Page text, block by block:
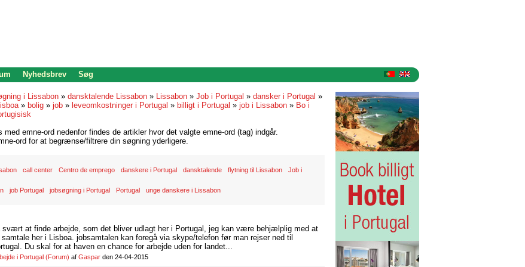
Nyhedsbrev Søg
i Lissabon » dansktalende Lissabon » Lissabon » Job i Portugal » dansker i Portugal »
lisboa» bolig » job » leveomkostninger i Portugal » billigt i Portugal » job i Lissabon » Bo i
med emne-ord nedenfor findes de artikler hvor det valgte emne-ord (tag) indgår.
ord for at begrænse/filtrere din søgning yderligere.
call center Centro de emprego danskere i Portugal dansktalende flytning til Lissabon Job i
job Portugal jobsøgning i Portugal Portugal unge danskere i Lissabon
svært at finde arbejde, som det bliver udlagt her i Portugal, jeg kan være behjælplig med at
her i Lisboa. jobsamtalen kan foregå via skype/telefon før man rejser ned til
Du skal for at haven en chance for arbejde uden for landet...
i Portugal (Forum) af Gaspar den 24-04-2015